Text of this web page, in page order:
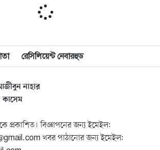
দক্ষিণ সুরমা ওয়েলফেয়ার অ্যাসোসিয়েশনের
পুনর্বিন্যাস, ৫ অঞ্চলে মিশন বন্ধ করছে
এন্ড ফ্যামিলির বনভোজনে প্রাণের উচ্ছ্বাস
প্রাইমারিতে আল-সাইয়েদকে হারাতে
ইসারায়েলি লবি এআইপ্যাক
রেসিলিয়েন্ট নেবারহুড
নাহার
প্রকাশিত। বিজ্ঞাপনের জন্য ইমেইল:
খবর পাঠানোর জন্য ইমেইল: